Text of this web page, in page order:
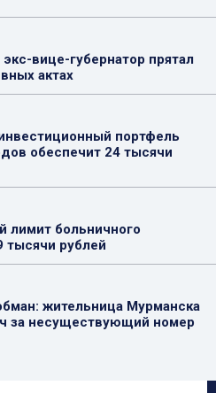
вице-губернатор прятал
актах
портфель
обеспечит 24 тысячи
лимит больничного
тысячи рублей
жительница Мурманска
за несуществующий номер